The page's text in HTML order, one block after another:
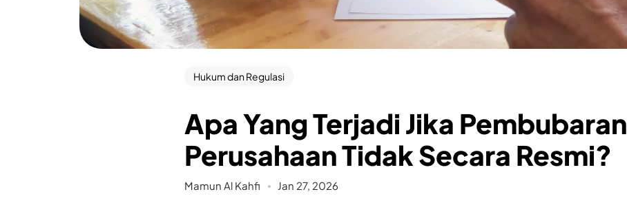
Hukum dan Regulasi
Apa Yang Terjadi Jika Pembubaran
Perusahaan Tidak Secara Resmi?
Mamun Al Kahfi Jan 27, 2026